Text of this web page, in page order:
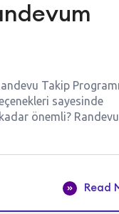
Takip Programı
sayesinde
önemli?
Read